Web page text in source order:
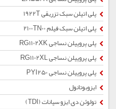
پلی اتیلن سبک تزریقی 1922T
پلی اتیلن سبک فیلم 2100TN00
پلی پروپیلن نساجی RG1102XK
پلی پروپیلن نساجی RG1102XL
پلی پروپیلن نساجی PYI250
ایزوبوتانول
تولوئن دی ایزو سیانات (TDI)